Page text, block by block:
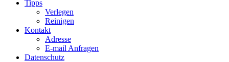
Tipps
Verlegen
Reinigen
Kontakt
Adresse
E-mail Anfragen
Datenschutz